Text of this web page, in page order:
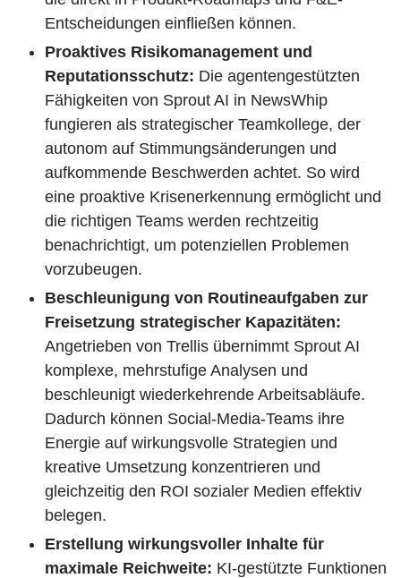
Entscheidungen einfließen können.
Proaktives Risikomanagement und
Reputationsschutz: Die agentengestützten
Fähigkeiten von Sprout AI in NewsWhip
fungieren als strategischer Teamkollege, der
autonom auf Stimmungsänderungen und
aufkommende Beschwerden achtet. So wird
eine proaktive Krisenerkennung ermöglicht und
die richtigen Teams werden rechtzeitig
benachrichtigt, um potenziellen Problemen
vorzubeugen.
Beschleunigung von Routineaufgaben zur
Freisetzung strategischer Kapazitäten:
Angetrieben von Trellis übernimmt Sprout AI
komplexe, mehrstufige Analysen und
beschleunigt wiederkehrende Arbeitsabläufe.
Dadurch können Social-Media-Teams ihre
Energie auf wirkungsvolle Strategien und
kreative Umsetzung konzentrieren und
gleichzeitig den ROI sozialer Medien effektiv
belegen.
Erstellung wirkungsvoller Inhalte für
maximale Reichweite: KI-gestützte Funktionen